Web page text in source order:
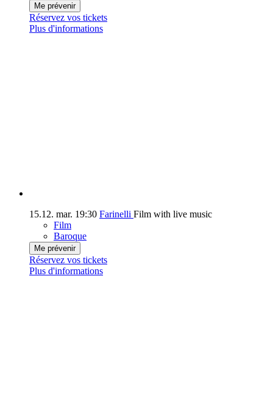
Me prévenir
Réservez vos tickets
Plus d'informations
15.12. mar. 19:30 Farinelli Film with live music
Film
Baroque
Me prévenir
Réservez vos tickets
Plus d'informations